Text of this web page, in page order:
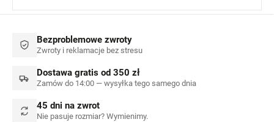
Bezproblemowe zwroty
Zwroty i reklamacje bez stresu
Dostawa gratis od 350 zł
Zamów do 14:00 — wysyłka tego samego dnia
45 dni na zwrot
Nie pasuje rozmiar? Wymienimy.